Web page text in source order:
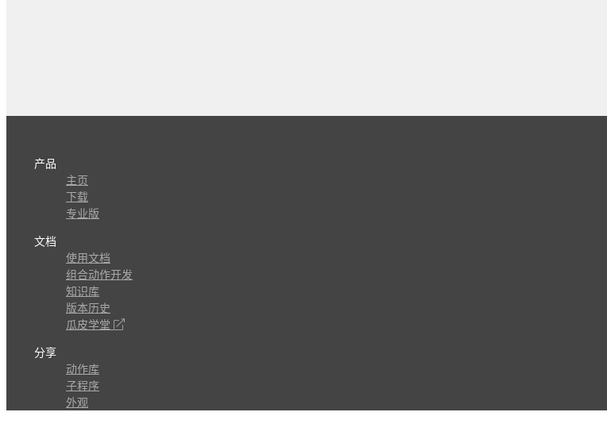
产品
主页
下载
专业版
文档
使用文档
组合动作开发
知识库
版本历史
瓜皮学堂
分享
动作库
子程序
外观